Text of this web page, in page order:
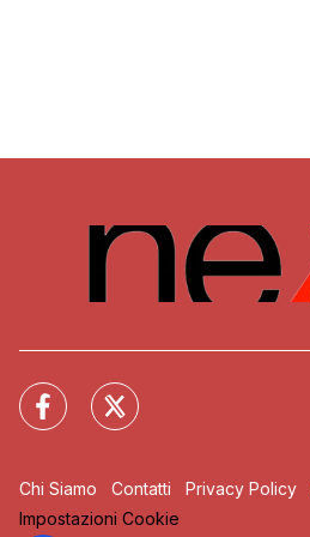
Chi Siamo Contatti Privacy Policy
Impostazioni Cookie